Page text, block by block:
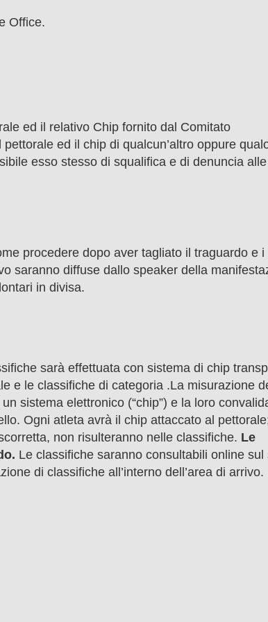
Office.
ed il relativo Chip fornito dal Comitato
ed il chip di qualcun’altro oppure
esso stesso di squalifica e di denuncia alle
procedere dopo aver tagliato il traguardo e i
saranno diffuse dallo speaker della
in divisa.
sarà effettuata con sistema di chip
e le classifiche di categoria .La misurazione
sistema elettronico (“chip”) e la loro
Ogni atleta avrà il chip attaccato al
non risulteranno nelle classifiche. Le
Le classifiche saranno consultabili online sul
di classifiche all’interno dell’area di arrivo.